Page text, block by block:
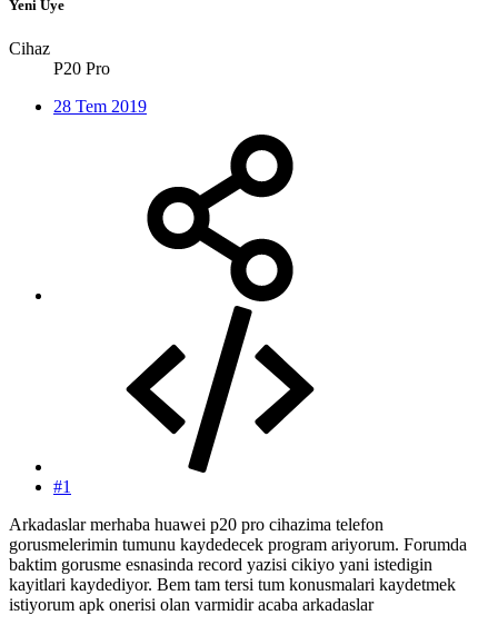
Yeni Üye
Cihaz
P20 Pro
28 Tem 2019
#1
Arkadaslar merhaba huawei p20 pro cihazima telefon
gorusmelerimin tumunu kaydedecek program ariyorum. Forumda
baktim gorusme esnasinda record yazisi cikiyo yani istedigin
kayitlari kaydediyor. Bem tam tersi tum konusmalari kaydetmek
istiyorum apk onerisi olan varmidir acaba arkadaslar